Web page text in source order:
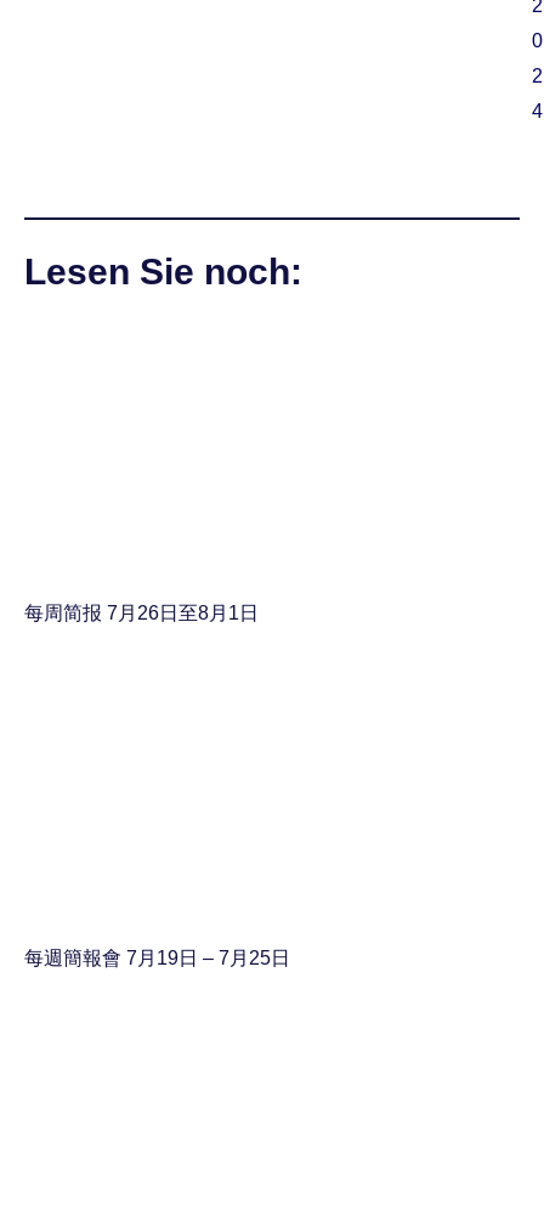
2
0
2
4
Lesen Sie noch:
每周简报 7月26日至8月1日
每週簡報會 7月19日 – 7月25日